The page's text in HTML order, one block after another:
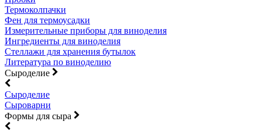
Термоколпачки
Фен для термоусадки
Измерительные приборы для виноделия
Ингредиенты для виноделия
Стеллажи для хранения бутылок
Литература по виноделию
Сыроделие
Сыроделие
Сыроварни
Формы для сыра